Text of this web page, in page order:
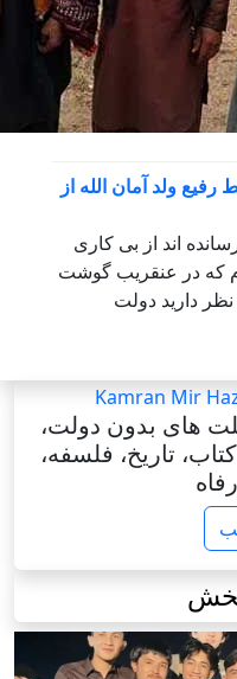
از
گوشت
دولت،
فلسفه،